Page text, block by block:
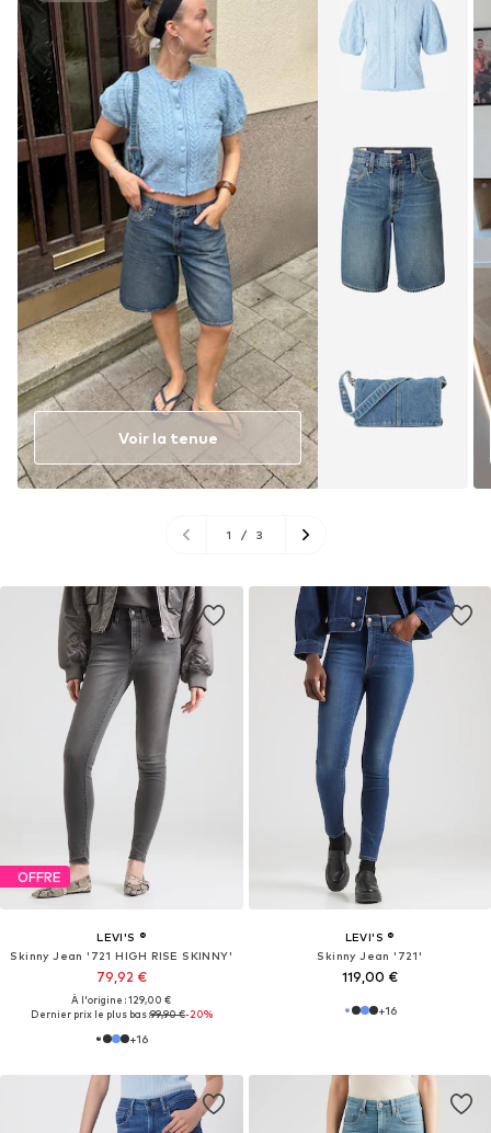
Voir la tenue
1 / 3
OFFRE
LEVI'S ®
Skinny Jean '721 HIGH RISE SKINNY'
79,92 €
À l'origine : 129,00 €
Dernier prix le plus bas :99,90 €-20%
+16
LEVI'S ®
Skinny Jean '721'
119,00 €
+16